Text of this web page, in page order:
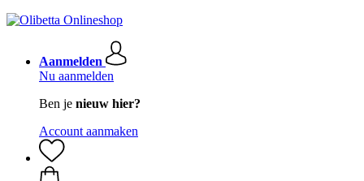
Aanmelden
Nu aanmelden
Ben je nieuw hier?
Account aanmaken